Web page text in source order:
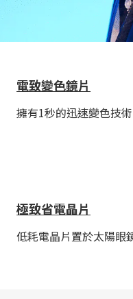
電致變色鏡片
擁有1秒的迅速變色技
極致省電晶片
低耗電晶片置於太陽眼